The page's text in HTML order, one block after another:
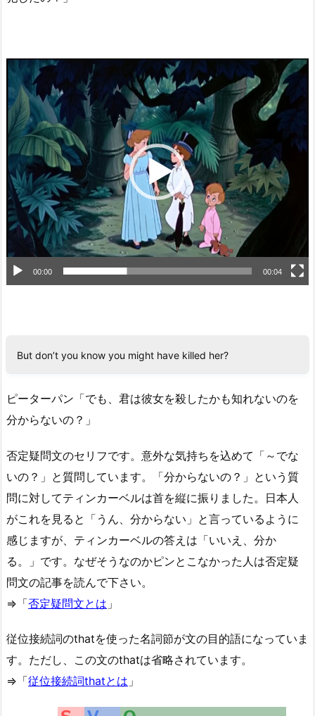
動
画
プ
レ
ー
ヤ
ー
00:00 00:04
But don’t you know you might have killed her?
ピーターパン「でも、君は彼女を殺したかも知れないのを
分からないの？」
否定疑問文のセリフです。意外な気持ちを込めて「～でな
いの？」と質問しています。「分からないの？」という質
問に対してティンカーベルは首を縦に振りました。日本人
がこれを見ると「うん、分からない」と言っているように
感じますが、ティンカーベルの答えは「いいえ、分か
る。」です。なぜそうなのかピンとこなかった人は否定疑
問文の記事を読んで下さい。
⇒「否定疑問文とは 」
従位接続詞のthatを使った名詞節が文の目的語になっていま
す。ただし、この文のthatは省略されています。
⇒「従位接続詞thatとは 」